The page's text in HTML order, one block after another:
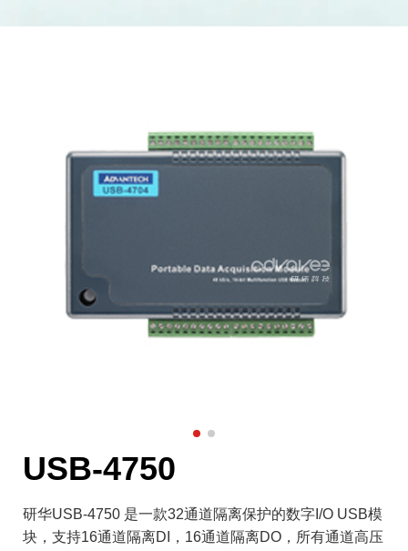
USB-4750
研华USB-4750 是一款32通道隔离保护的数字I/O USB模
块，支持16通道隔离DI，16通道隔离DO，所有通道高压